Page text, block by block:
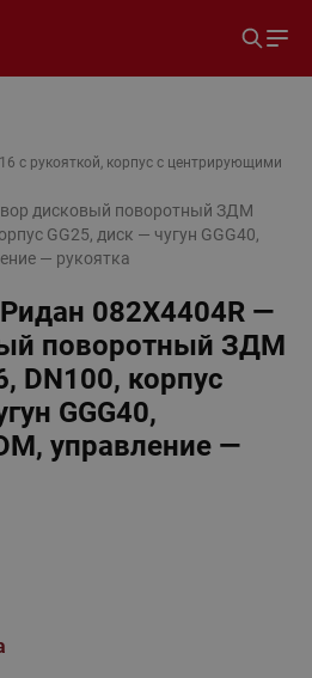
с рукояткой, корпус с центрирующими
дисковый поворотный ЗДМ
GG25, диск — чугун GGG40,
— рукоятка
Ридан 082X4404R —
поворотный ЗДМ
DN100, корпус
GGG40,
управление —